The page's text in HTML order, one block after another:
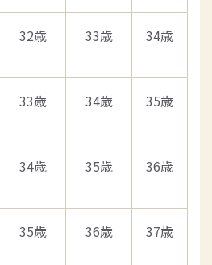
32歳 33歳 34歳
33歳 34歳 35歳
34歳 35歳 36歳
35歳 36歳 37歳